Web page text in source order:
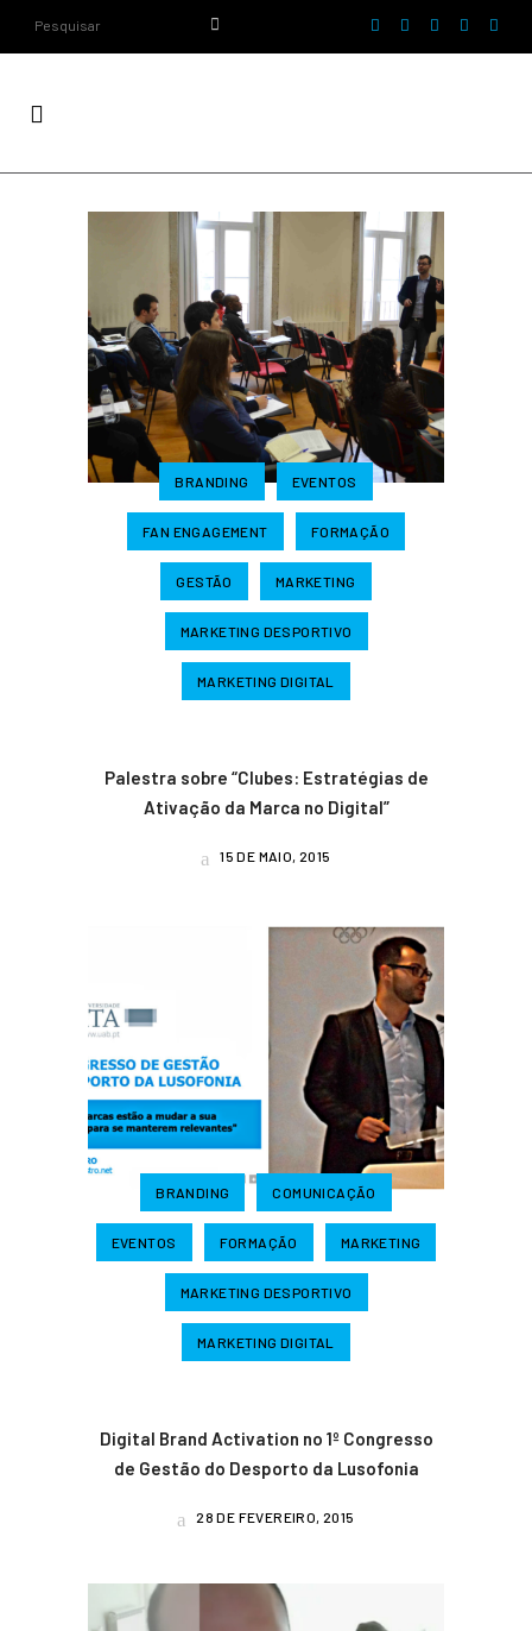
BRANDING EVENTOS
FAN ENGAGEMENT FORMAÇÃO
GESTÃO MARKETING
MARKETING DESPORTIVO
MARKETING DIGITAL
Palestra sobre “Clubes: Estratégias de
Ativação da Marca no Digital”
15 DE MAIO, 2015
BRANDING COMUNICAÇÃO
EVENTOS FORMAÇÃO MARKETING
MARKETING DESPORTIVO
MARKETING DIGITAL
Digital Brand Activation no 1º Congresso
de Gestão do Desporto da Lusofonia
28 DE FEVEREIRO, 2015